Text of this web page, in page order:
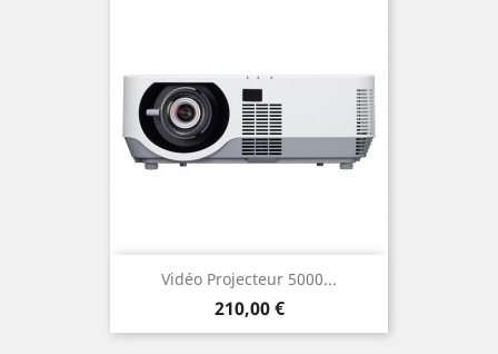
Vidéo Projecteur 5000...
Prix
210,00 €